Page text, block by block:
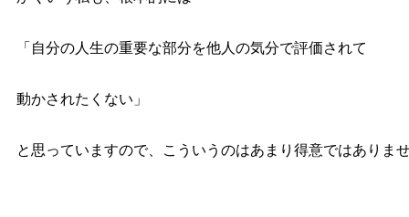
「自分の人生の重要な部分を他人の気分で評価されて
動かされたくない」
と思っていますので、こういうのはあまり得意ではありませ